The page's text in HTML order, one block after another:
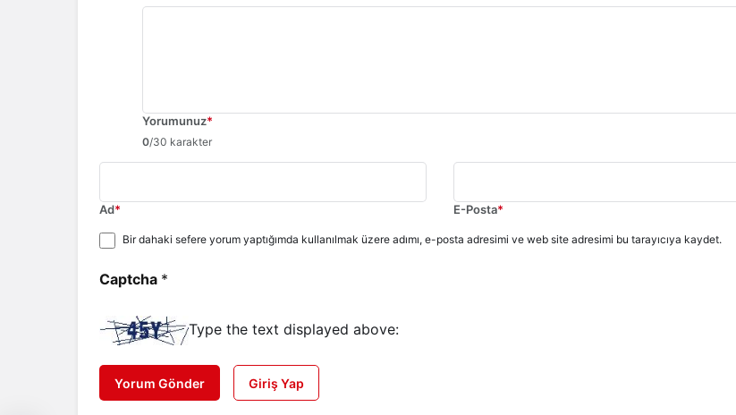
Yorumunuz*
0/30 karakter
Ad* E-Posta*
Bir dahaki sefere yorum yaptığımda kullanılmak üzere adımı, e-posta adresimi ve web site adresimi bu tarayıcıya kaydet.
Captcha *
Type the text displayed above:
Yorum Gönder Giriş Yap